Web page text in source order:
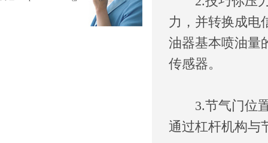
力，并转换成电
油器基本喷油量
传感器。
3.节气门位置
通过杠杆机构与